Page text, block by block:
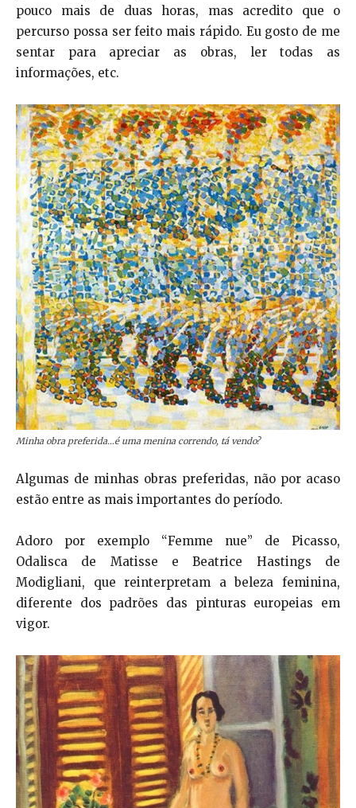
pouco mais de duas horas, mas acredito que o
percurso possa ser feito mais rápido. Eu gosto de me
sentar para apreciar as obras, ler todas as
informações, etc.
Minha obra preferida…é uma menina correndo, tá vendo?
Algumas de minhas obras preferidas, não por acaso
estão entre as mais importantes do período.
Adoro por exemplo “Femme nue” de Picasso,
Odalisca de Matisse e Beatrice Hastings de
Modigliani, que reinterpretam a beleza feminina,
diferente dos padrões das pinturas europeias em
vigor.